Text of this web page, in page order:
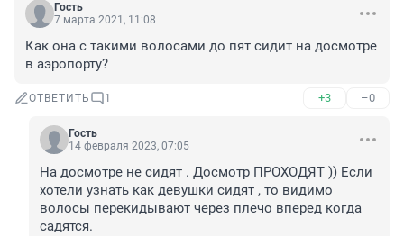
Гость
7 марта 2021, 11:08
Как она с такими волосами до пят сидит на досмотре
в аэропорту?
ОТВЕТИТЬ 1 +3 –0
Гость
14 февраля 2023, 07:05
На досмотре не сидят . Досмотр ПРОХОДЯТ )) Если
хотели узнать как девушки сидят , то видимо
волосы перекидывают через плечо вперед когда
садятся.